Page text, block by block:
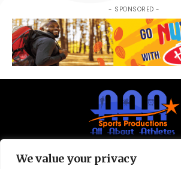
We value your privacy
- SPONSORED -
© All Rights Reserved 2025.